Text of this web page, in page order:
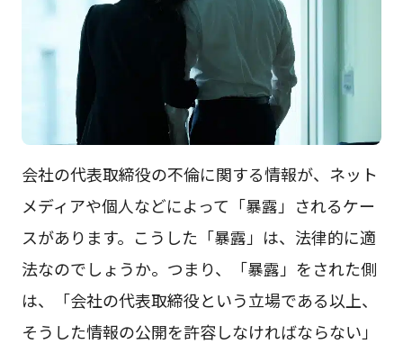
会社の代表取締役の不倫に関する情報が、ネット
メディアや個人などによって「暴露」されるケー
スがあります。こうした「暴露」は、法律的に適
法なのでしょうか。つまり、「暴露」をされた側
は、「会社の代表取締役という立場である以上、
そうした情報の公開を許容しなければならない」